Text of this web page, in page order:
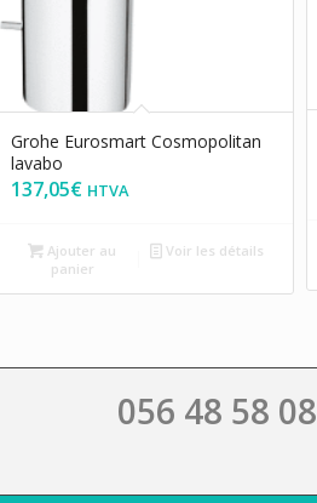
Grohe Eurosmart Cosmopolitan
lavabo
137,05€ HTVA
Ajouter au
panier
Voir les détails
056 48 58 08